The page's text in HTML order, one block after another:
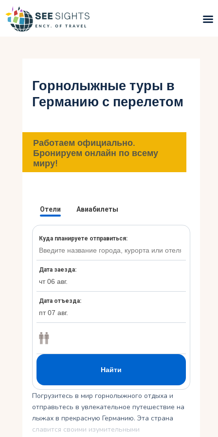
Горящие туры
Типы Туров
Инфо
Блог
Укр
Горнолыжные туры в
Германию с перелетом
Работаем официально.
Бронируем онлайн по всему
миру!
Погрузитесь в мир горнолыжного отдыха и
отправьтесь в увлекательное путешествие на
лыжах в прекрасную Германию. Эта страна
славится своими изумительными